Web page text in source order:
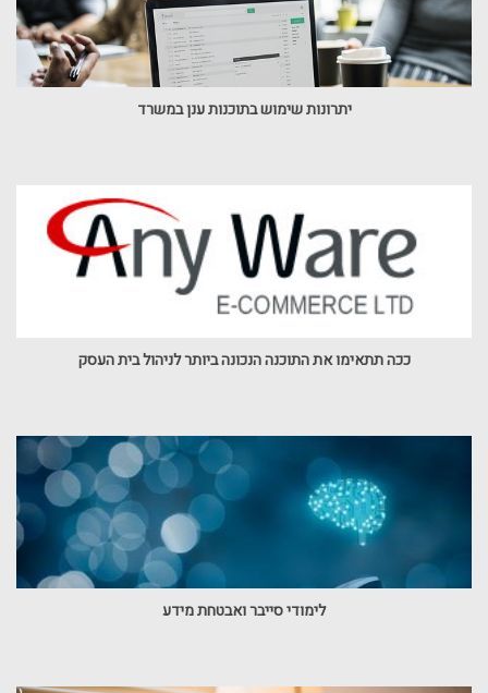
יתרונות שימוש בתוכנות ענן במשרד
ככה תתאימו את התוכנה הנכונה ביותר לניהול בית העסק
לימודי סייבר ואבטחת מידע